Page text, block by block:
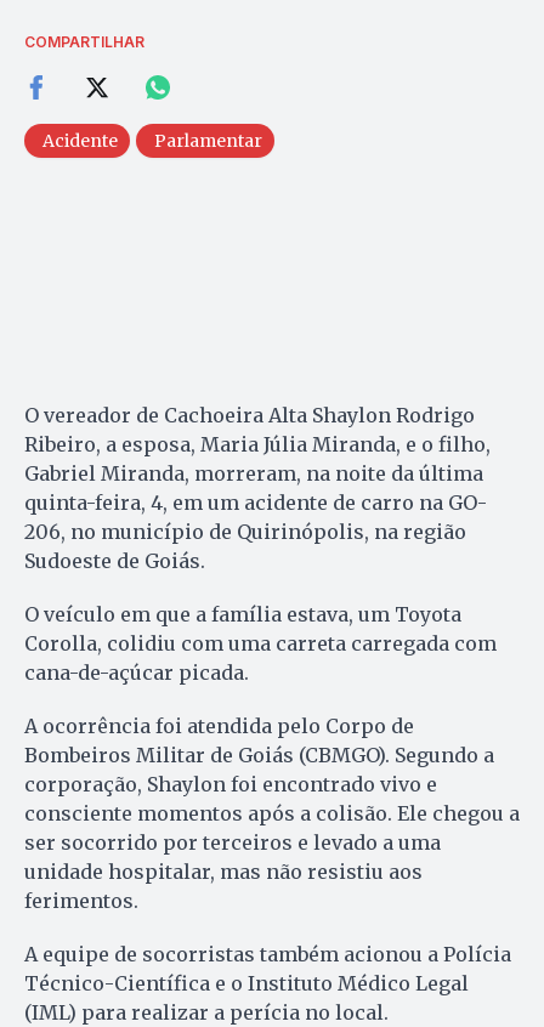
COMPARTILHAR
Acidente Parlamentar
O vereador de Cachoeira Alta Shaylon Rodrigo
Ribeiro, a esposa, Maria Júlia Miranda, e o filho,
Gabriel Miranda, morreram, na noite da última
quinta-feira, 4, em um acidente de carro na GO-
206, no município de Quirinópolis, na região
Sudoeste de Goiás.
O veículo em que a família estava, um Toyota
Corolla, colidiu com uma carreta carregada com
cana-de-açúcar picada.
A ocorrência foi atendida pelo Corpo de
Bombeiros Militar de Goiás (CBMGO). Segundo a
corporação, Shaylon foi encontrado vivo e
consciente momentos após a colisão. Ele chegou a
ser socorrido por terceiros e levado a uma
unidade hospitalar, mas não resistiu aos
ferimentos.
A equipe de socorristas também acionou a Polícia
Técnico-Científica e o Instituto Médico Legal
(IML) para realizar a perícia no local.